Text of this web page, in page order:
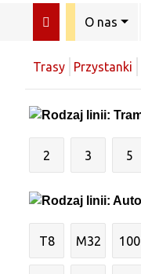
O nas
Trasy Przystanki
2 3 5
T8 M32 100